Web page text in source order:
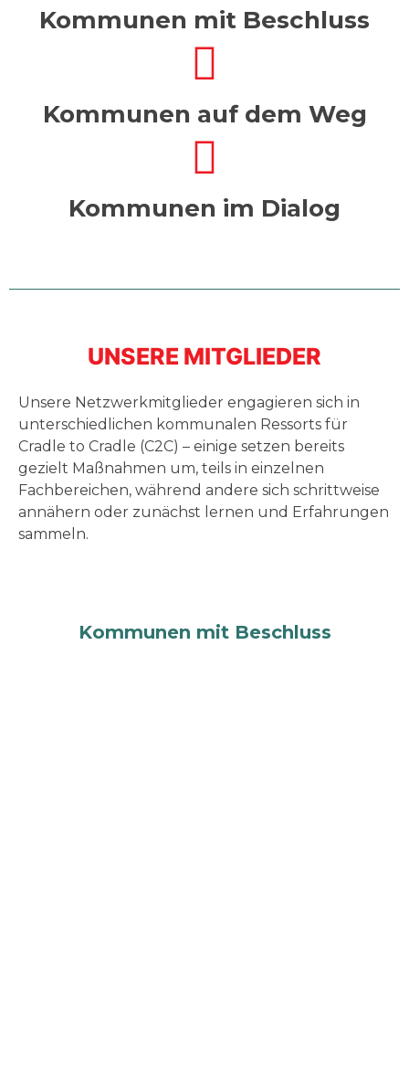
Kommunen mit Beschluss
Kommunen auf dem Weg
Kommunen im Dialog
UNSERE MITGLIEDER
Unsere Netzwerkmitglieder engagieren sich in
unterschiedlichen kommunalen Ressorts für
Cradle to Cradle (C2C) – einige setzen bereits
gezielt Maßnahmen um, teils in einzelnen
Fachbereichen, während andere sich schrittweise
annähern oder zunächst lernen und Erfahrungen
sammeln.
Kommunen mit Beschluss